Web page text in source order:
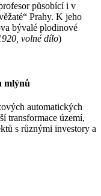
působící i v
Prahy. K jeho
bývalé plodinové
volné dílo)
mlýnů
automatických
transformace území,
s různými investory a